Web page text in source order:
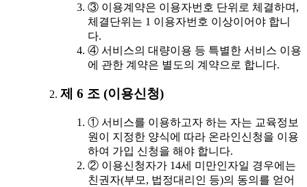
③ 이용계약은 이용자번호 단위로 체결하며,
체결단위는 1 이용자번호 이상이어야 합니
다.
④ 서비스의 대량이용 등 특별한 서비스 이용
에 관한 계약은 별도의 계약으로 합니다.
제 6 조 (이용신청)
① 서비스를 이용하고자 하는 자는 교육정보
원이 지정한 양식에 따라 온라인신청을 이용
하여 가입 신청을 해야 합니다.
② 이용신청자가 14세 미만인자일 경우에는
친권자(부모, 법정대리인 등)의 동의를 얻어